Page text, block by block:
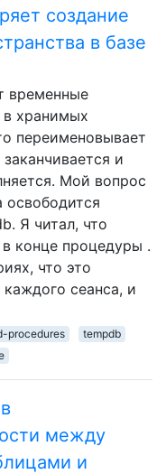
создание
в базе
временные
в хранимых
переименовывает
и
Мой вопрос
освободится
Я читал, что
конце процедуры .
что это
сеанса, и
procedures
tempdb
между
и